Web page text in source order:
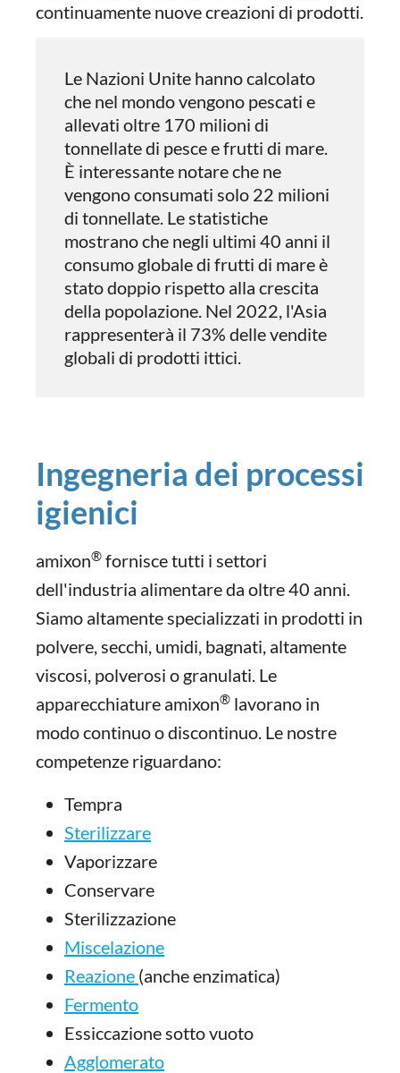
continuamente nuove creazioni di prodotti.
Le Nazioni Unite hanno calcolato
che nel mondo vengono pescati e
allevati oltre 170 milioni di
tonnellate di pesce e frutti di mare.
È interessante notare che ne
vengono consumati solo 22 milioni
di tonnellate. Le statistiche
mostrano che negli ultimi 40 anni il
consumo globale di frutti di mare è
stato doppio rispetto alla crescita
della popolazione. Nel 2022, l'Asia
rappresenterà il 73% delle vendite
globali di prodotti ittici.
Ingegneria dei processi
igienici
amixon® fornisce tutti i settori
dell'industria alimentare da oltre 40 anni.
Siamo altamente specializzati in prodotti in
polvere, secchi, umidi, bagnati, altamente
viscosi, polverosi o granulati. Le
apparecchiature amixon® lavorano in
modo continuo o discontinuo. Le nostre
competenze riguardano:
Tempra
Sterilizzare
Vaporizzare
Conservare
Sterilizzazione
Miscelazione
Reazione (anche enzimatica)
Fermento
Essiccazione sotto vuoto
Agglomerato